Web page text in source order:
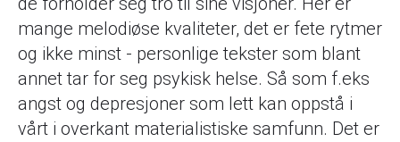
mange melodiøse kvaliteter, det er fete rytmer
og ikke minst - personlige tekster som blant
annet tar for seg psykisk helse. Så som f.eks
angst og depresjoner som lett kan oppstå i
vårt i overkant materialistiske samfunn. Det er